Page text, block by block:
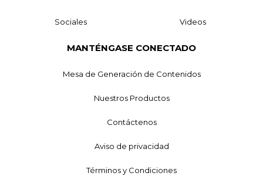
Sociales Videos
MANTÉNGASE CONECTADO
Mesa de Generación de Contenidos
Nuestros Productos
Contáctenos
Aviso de privacidad
Términos y Condiciones